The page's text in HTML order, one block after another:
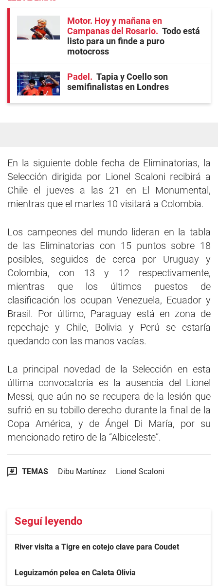
Motor. Hoy y mañana en
Campanas del Rosario
Todo está
listo para un finde a puro
motocross
Padel
Tapia y Coello son
semifinalistas en Londres
En la siguiente doble fecha de Eliminatorias, la
Selección dirigida por Lionel Scaloni recibirá a
Chile el jueves a las 21 en El Monumental,
mientras que el martes 10 visitará a Colombia.
Los campeones del mundo lideran en la tabla
de las Eliminatorias con 15 puntos sobre 18
posibles, seguidos de cerca por Uruguay y
Colombia, con 13 y 12 respectivamente,
mientras que los últimos puestos de
clasificación los ocupan Venezuela, Ecuador y
Brasil. Por último, Paraguay está en zona de
repechaje y Chile, Bolivia y Perú se estaría
quedando con las manos vacías.
La principal novedad de la Selección en esta
última convocatoria es la ausencia del Lionel
Messi, que aún no se recupera de la lesión que
sufrió en su tobillo derecho durante la final de la
Copa América, y de Ángel Di María, por su
mencionado retiro de la “Albiceleste”.
TEMAS Dibu Martínez Lionel Scaloni
Seguí leyendo
River visita a Tigre en cotejo clave para Coudet
Leguizamón pelea en Caleta Olivia